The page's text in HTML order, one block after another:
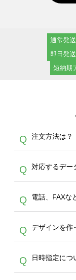
通常発
即日発
短納期
Q 注文方法は？
A
生産
デザ
30枚
は、
やタ
作す
サー
す。
Q 対応するデー
A
ドで
PDF
写真
い画
らの
し、
い）
Q 電話、FAXな
A
文の
作を
スを
でご
Q デザインを作
A
を作
30個
Q 日時指定につ